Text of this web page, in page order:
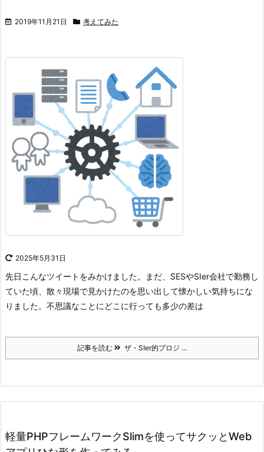
2019年11月21日 考えてみた
2025年5月31日
先日こんなツイートをみかけました。
まだ、SESやSIer会社で勤務し
ていた頃、散々現場で見かけたのを思い出して懐かしい気持ちにな
りました。 不思議なことにどこに行っても多少の差は
記事を読む ザ・SIer的プロジ ...
軽量PHPフレームワークSlimを使ってサクッとWeb